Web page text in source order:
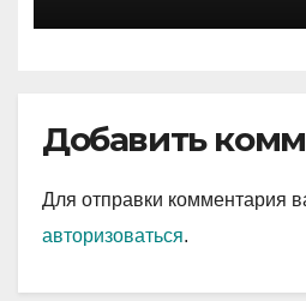
Добавить
Для отправки комментария
авторизоваться.